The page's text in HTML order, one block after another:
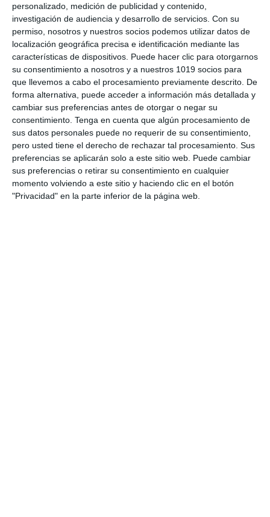
personalizado, medición de publicidad y contenido,
investigación de audiencia y desarrollo de servicios. Con su
permiso, nosotros y nuestros socios podemos utilizar datos de
localización geográfica precisa e identificación mediante las
características de dispositivos. Puede hacer clic para otorgarnos
su consentimiento a nosotros y a nuestros 1019 socios para
que llevemos a cabo el procesamiento previamente descrito. De
forma alternativa, puede acceder a información más detallada y
cambiar sus preferencias antes de otorgar o negar su
consentimiento. Tenga en cuenta que algún procesamiento de
sus datos personales puede no requerir de su consentimiento,
pero usted tiene el derecho de rechazar tal procesamiento. Sus
preferencias se aplicarán solo a este sitio web. Puede cambiar
sus preferencias o retirar su consentimiento en cualquier
momento volviendo a este sitio y haciendo clic en el botón
"Privacidad" en la parte inferior de la página web.
Actividades de Infantil y Primaria: Propuestas
creativas para los más pequeños.
DESCARGA AL FINAL
EL PDF
Escribe tu correo electrónico…